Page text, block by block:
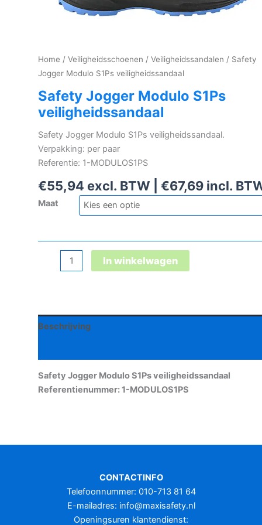
Home / Veiligheidsschoenen / Veiligheidssandalen / Safety
Jogger Modulo S1Ps veiligheidssandaal
Safety Jogger Modulo S1Ps
veiligheidssandaal
Safety Jogger Modulo S1Ps veiligheidssandaal.
Verpakking: per paar
Referentie: 1-MODULOS1PS
€55,94 excl. BTW | €67,69 incl.
Maat
Jogger
veiligheidssandaal
aantal
In winkelwagen
Beschrijving
Safety Jogger Modulo S1Ps veiligheidssandaal
Referentienummer: 1-MODULOS1PS
CONTACTINFO
Telefoonnummer: 010-713 81 64
E-mailadres: info@maxisafety.nl
Openingsuren klantendienst: